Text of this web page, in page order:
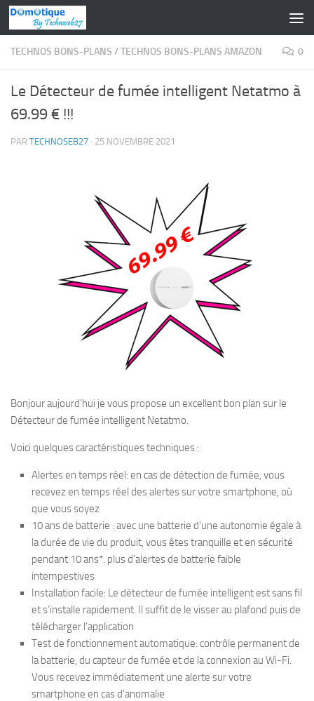
Skip to content
TECHNOS BONS-PLANS /TECHNOS BONS-PLANS AMAZON 0
Le Détecteur de fumée intelligent Netatmo à
69.99 € !!!
PAR TECHNOSEB27 · 25 NOVEMBRE 2021
Bonjour aujourd’hui je vous propose un excellent bon plan sur le
Détecteur de fumée intelligent Netatmo.
Voici quelques caractéristiques techniques :
Alertes en temps réel: en cas de détection de fumée, vous
recevez en temps réel des alertes sur votre smartphone, où
que vous soyez
10 ans de batterie : avec une batterie d’une autonomie égale à
la durée de vie du produit, vous êtes tranquille et en sécurité
pendant 10 ans*. plus d’alertes de batterie faible
intempestives
Installation facile: Le détecteur de fumée intelligent est sans fil
et s’installe rapidement. Il suffit de le visser au plafond puis de
télécharger l’application
Test de fonctionnement automatique: contrôle permanent de
la batterie, du capteur de fumée et de la connexion au Wi-Fi.
Vous recevez immédiatement une alerte sur votre
smartphone en cas d’anomalie